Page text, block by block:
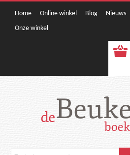
Home Online winkel Blog Nieuws
Onze winkel